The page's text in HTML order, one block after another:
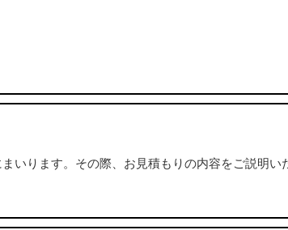
いります。その際、お見積もりの内容をご説明い